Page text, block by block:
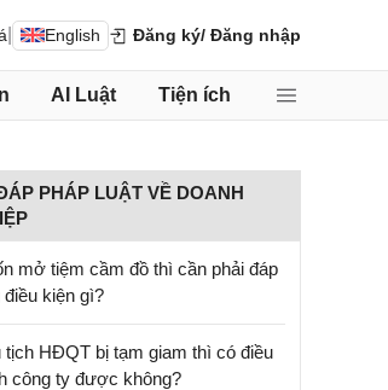
English Đăng ký/ Đăng nhập
AI Luật Tiện ích
PHÁP LUẬT VỀ DOANH
mở tiệm cầm đồ thì cần phải đáp
điều kiện gì?
tịch HĐQT bị tạm giam thì có điều
công ty được không?